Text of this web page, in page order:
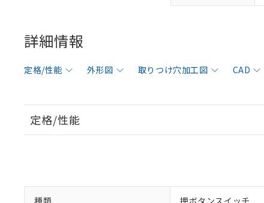
詳細情報
定格/性能 外形図 取りつけ穴加工図 CAD
定格/性能
種類 押ボタンスイッチ